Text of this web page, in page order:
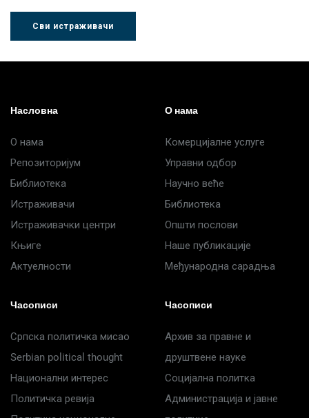
Сви истраживачи
Насловна
О нама
Репозиторијум
Библиотека
Истраживачи
Истраживачки центри
Књиге
Актуелности
О нама
Комерцијалне услуге
Управни одбор
Научно веће
Библиотека
Општи послови
Наше публикације
Међународна сарадња
Часописи
Српска политичка мисао
Serbian political thought
Национални интерес
Политичка ревија
Часописи
Архив за правне и
друштвене науке
Социјална политка
Администрација и јавне